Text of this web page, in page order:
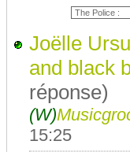
Joëlle
and black
réponse)
(W)
15:25